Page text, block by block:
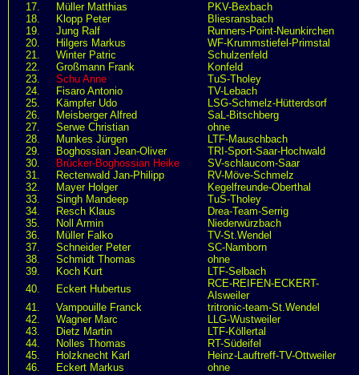
17.
Müller Matthias
PKV-Bexbach
18.
Klopp Peter
Bliesransbach
19.
Jung Ralf
Runners-Point-Neunkirchen
20.
Hilgers Markus
WF-Krummstiefel-Primstal
21.
Winter Patric
Schulzenfeld
22.
Großmann Frank
Konfeld
23.
Schu Anne
TuS-Tholey
24.
Fisaro Antonio
TV-Lebach
25.
Kämpfer Udo
LSG-Schmelz-Hütterdsorf
26.
Meisberger Alfred
SaL-Bitschberg
27.
Serwe Christian
ohne
28.
Munkes Jürgen
LTF-Mauschbach
29.
Boghossian Jean-Oliver
TRI-Sport-Saar-Hochwald
30.
Brücker-Boghossian Heike
SV-schlaucom-Saar
31.
Rectenwald Jan-Philipp
RV-Möve-Schmelz
32.
Mayer Holger
Kegelfreunde-Oberthal
33.
Singh Mandeep
TuS-Tholey
34.
Resch Klaus
Drea-Team-Serrig
35.
Noll Armin
Niederwürzbach
36.
Müller Falko
TV-St.Wendel
37.
Schneider Peter
SC-Namborn
38.
Schmidt Thomas
ohne
39.
Koch Kurt
LTF-Selbach
40.
Eckert Hubertus
RCE-REIFEN-ECKERT-
Alsweiler
41.
Vampouille Franck
tritronic-team-St.Wendel
42.
Wagner Marc
LLG-Wustweiler
43.
Dietz Martin
LTF-Köllertal
44.
Nolles Thomas
RT-Südeifel
45.
Holzknecht Karl
Heinz-Lauftreff-TV-Ottweiler
46.
Eckert Markus
ohne